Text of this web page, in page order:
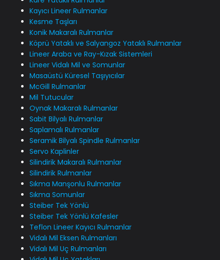
Kayıcı Lineer Rulmanlar
Kesme Taşları
Konik Makaralı Rulmanlar
Köprü Yataklı ve Salyangoz Yataklı Rulmanlar
Lineer Araba ve Ray-Kızak Sistemleri
Lineer Vidalı Mil ve Somunlar
Masaüstü Küresel Taşıyıcılar
McGill Rulmanlar
Mil Tutucular
Oynak Makaralı Rulmanlar
Sabit Bilyalı Rulmanlar
Saplamalı Rulmanlar
Seramik Bilyalı Spindle Rulmanlar
Servo Kaplinler
Silindirik Makaralı Rulmanlar
Silindirik Rulmanlar
Sıkma Manşonlu Rulmanlar
Sıkma Somunlar
Steiber Tek Yönlü
Steiber Tek Yönlü Kafesler
Teflon Lineer Kayıcı Rulmanlar
Vidalı Mil Eksen Rulmanları
Vidalı Mil Uç Rulmanları